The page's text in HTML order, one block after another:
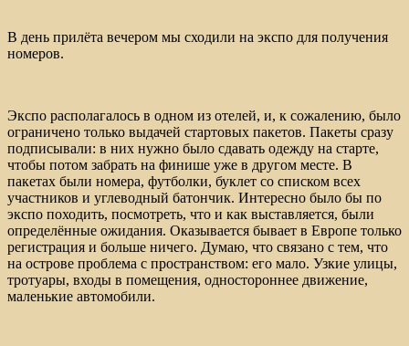
В день прилёта вечером мы сходили на экспо для получения
номеров.
Экспо располагалось в одном из отелей, и, к сожалению, было
ограничено только выдачей стартовых пакетов. Пакеты сразу
подписывали: в них нужно было сдавать одежду на старте,
чтобы потом забрать на финише уже в другом месте. В
пакетах были номера, футболки, буклет со списком всех
участников и углеводный батончик. Интересно было бы по
экспо походить, посмотреть, что и как выставляется, были
определённые ожидания. Оказывается бывает в Европе только
регистрация и больше ничего. Думаю, что связано с тем, что
на острове проблема с пространством: его мало. Узкие улицы,
тротуары, входы в помещения, одностороннее движение,
маленькие автомобили.